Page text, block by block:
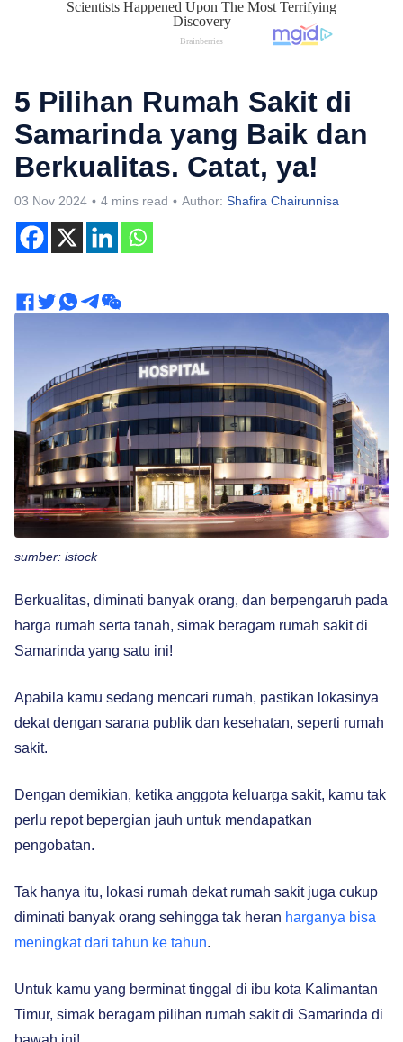
5 Pilihan Rumah Sakit di
Samarinda yang Baik dan
Berkualitas. Catat, ya!
03 Nov 2024 4 mins read Author: Shafira Chairunnisa
sumber: istock
Berkualitas, diminati banyak orang, dan berpengaruh pada
harga rumah serta tanah, simak beragam rumah sakit di
Samarinda yang satu ini!
Apabila kamu sedang mencari rumah, pastikan lokasinya
dekat dengan sarana publik dan kesehatan, seperti rumah
sakit.
Dengan demikian, ketika anggota keluarga sakit, kamu tak
perlu repot bepergian jauh untuk mendapatkan
pengobatan.
Tak hanya itu, lokasi rumah dekat rumah sakit juga cukup
diminati banyak orang sehingga tak heran harganya bisa
meningkat dari tahun ke tahun.
Untuk kamu yang berminat tinggal di ibu kota Kalimantan
Timur, simak beragam pilihan rumah sakit di Samarinda di